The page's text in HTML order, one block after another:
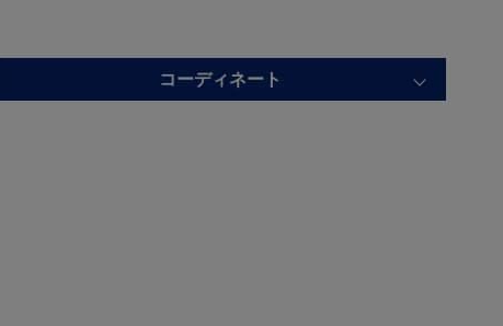
コーディネート